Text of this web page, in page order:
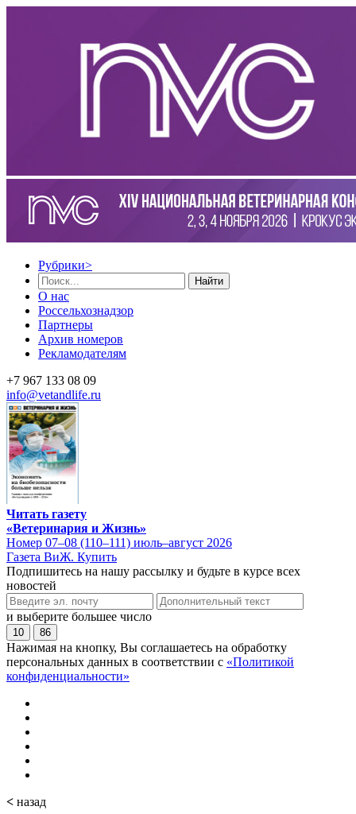
Рубрики>
Найти
О нас
Россельхознадзор
Партнеры
Архив номеров
Рекламодателям
+7 967 133 08 09
info@vetandlife.ru
Читать газету
«Ветеринария и Жизнь»
Номер 07–08 (110–111) июль–август 2026
Газета ВиЖ. Купить
Подпишитесь на нашу рассылку и будьте в курсе всех
новостей
и выберите большее число
10 86
Нажимая на кнопку, Вы соглашаетесь на обработку
персональных данных в соответствии с «Политикой
конфиденциальности»
< назад